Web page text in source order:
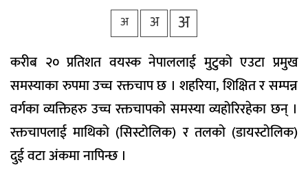
टिप्स
भिडियो
अ अ अ
करीब २० प्रतिशत वयस्क नेपाललाई मुटुको एउटा प्रमुख
समस्याका रुपमा उच्च रक्तचाप छ । शहरिया, शिक्षित र सम्पन्न
वर्गका व्यक्तिहरु उच्च रक्तचापको समस्या व्यहोरिरहेका छन् ।
रक्तचापलाई माथिको (सिस्टोलिक) र तलको (डायस्टोलिक)
दुई वटा अंकमा नापिन्छ ।